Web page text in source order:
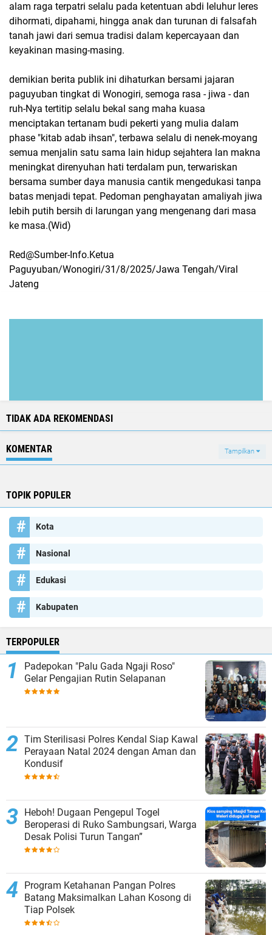
alam raga terpatri selalu pada ketentuan abdi leluhur leres
dihormati, dipahami, hingga anak dan turunan di falsafah
tanah jawi dari semua tradisi dalam kepercayaan dan
keyakinan masing-masing.
demikian berita publik ini dihaturkan bersami jajaran
paguyuban tingkat di Wonogiri, semoga rasa - jiwa - dan
ruh-Nya tertitip selalu bekal sang maha kuasa
menciptakan tertanam budi pekerti yang mulia dalam
phase "kitab adab ihsan", terbawa selalu di nenek-moyang
semua menjalin satu sama lain hidup sejahtera lan makna
meningkat direnyuhan hati terdalam pun, terwariskan
bersama sumber daya manusia cantik mengedukasi tanpa
batas menjadi tepat. Pedoman penghayatan amaliyah jiwa
lebih putih bersih di larungan yang mengenang dari masa
ke masa.(Wid)
Red@Sumber-Info.Ketua
Paguyuban/Wonogiri/31/8/2025/Jawa Tengah/Viral
Jateng
TIDAK ADA REKOMENDASI
KOMENTAR Tampilkan
TOPIK POPULER
Kota
Nasional
Edukasi
Kabupaten
TERPOPULER
Padepokan "Palu Gada Ngaji Roso"
Gelar Pengajian Rutin Selapanan
Tim Sterilisasi Polres Kendal Siap Kawal
Perayaan Natal 2024 dengan Aman dan
Kondusif
Heboh! Dugaan Pengepul Togel
Beroperasi di Ruko Sambungsari, Warga
Desak Polisi Turun Tangan”
Program Ketahanan Pangan Polres
Batang Maksimalkan Lahan Kosong di
Tiap Polsek